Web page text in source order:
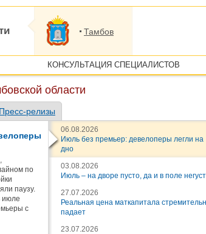
Тамбов
КОНСУЛЬТАЦИЯ СПЕЦИАЛИСТОВ
области
Пресс-релизы
по
паузу.
июле
с
06.08.2026
Июль без премьер: девелоперы легли на
дно
03.08.2026
Июль – на дворе пусто, да и в поле
27.07.2026
Реальная цена маткапитала
падает
23.07.2026